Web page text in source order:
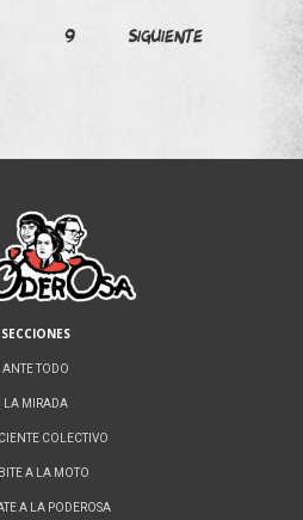
9 Siguiente
SECCIONES
ANTE TODO
LA MIRADA
COLECTIVO
A LA MOTO
A LA PODEROSA